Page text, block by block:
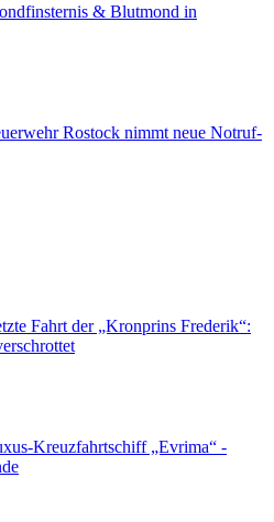
& Blutmond in
Rostock nimmt neue Notruf-
Fahrt der „Kronprins Frederik“:
Kreuzfahrtschiff „Evrima“ -